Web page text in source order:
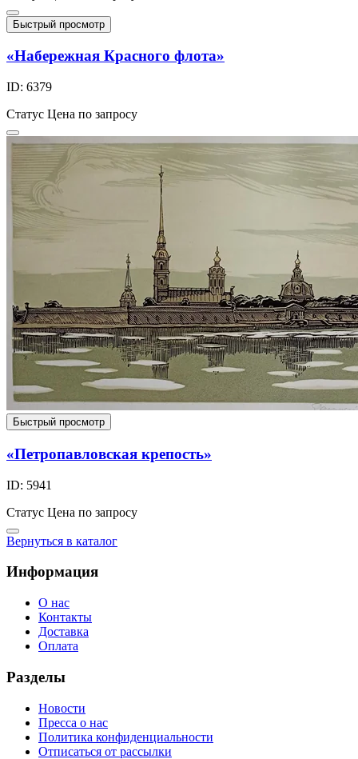
Быстрый просмотр
«Набережная Красного флота»
ID: 6379
Статус Цена по запросу
Быстрый просмотр
«Петропавловская крепость»
ID: 5941
Статус Цена по запросу
Вернуться в каталог
Информация
О нас
Контакты
Доставка
Оплата
Разделы
Новости
Пресса о нас
Политика конфиденциальности
Отписаться от рассылки